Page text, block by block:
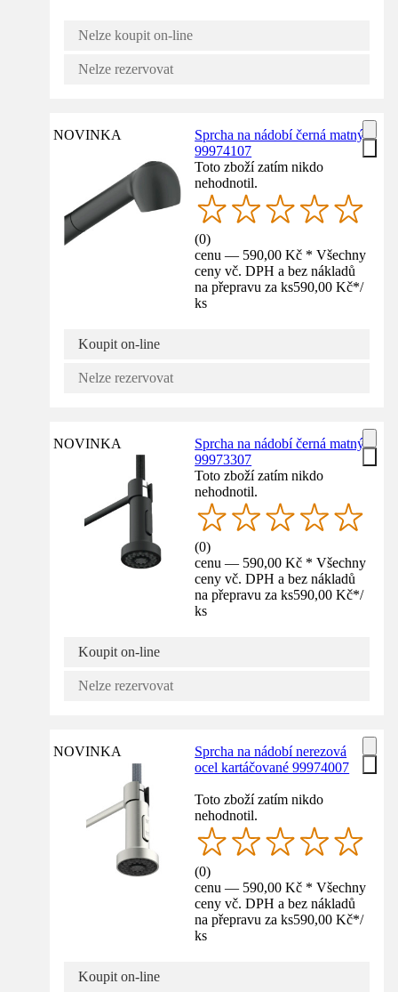
Nelze koupit on-line
Nelze rezervovat
NOVINKA
Sprcha na nádobí černá matný
99974107
Toto zboží zatím nikdo
nehodnotil.
(0)
cenu — 590,00 Kč * Všechny
ceny vč. DPH a bez nákladů
na přepravu za ks590,00 Kč*/
ks
Koupit on-line
Nelze rezervovat
NOVINKA
Sprcha na nádobí černá matný
99973307
Toto zboží zatím nikdo
nehodnotil.
(0)
cenu — 590,00 Kč * Všechny
ceny vč. DPH a bez nákladů
na přepravu za ks590,00 Kč*/
ks
Koupit on-line
Nelze rezervovat
NOVINKA
Sprcha na nádobí nerezová
ocel kartáčované 99974007
Toto zboží zatím nikdo
nehodnotil.
(0)
cenu — 590,00 Kč * Všechny
ceny vč. DPH a bez nákladů
na přepravu za ks590,00 Kč*/
ks
Koupit on-line